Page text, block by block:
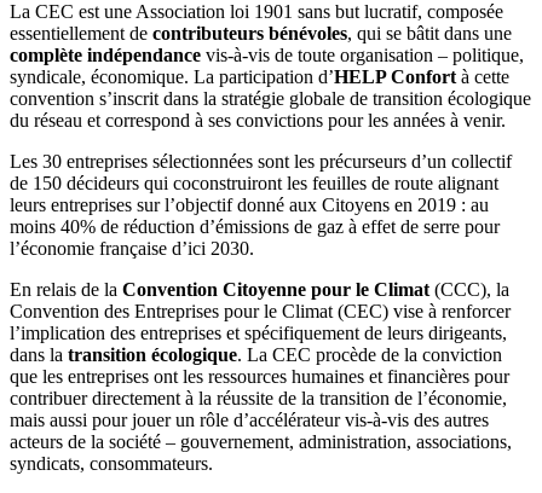
La CEC est une Association loi 1901 sans but lucratif, composée
essentiellement de contributeurs bénévoles, qui se bâtit dans une
complète indépendance vis-à-vis de toute organisation – politique,
syndicale, économique. La participation d’HELP Confortà cette
convention s’inscrit dans la stratégie globale de transition écologique
du réseau et correspond à ses convictions pour les années à venir.
Les 30 entreprises sélectionnées sont les précurseurs d’un collectif
de 150 décideurs qui coconstruiront les feuilles de route alignant
leurs entreprises sur l’objectif donné aux Citoyens en 2019 : au
moins 40% de réduction d’émissions de gaz à effet de serre pour
l’économie française d’ici 2030.
En relais de la Convention Citoyenne pour le Climat(CCC), la
Convention des Entreprises pour le Climat (CEC) vise à renforcer
l’implication des entreprises et spécifiquement de leurs dirigeants,
dans la transition écologique. La CEC procède de la conviction
que les entreprises ont les ressources humaines et financières pour
contribuer directement à la réussite de la transition de l’économie,
mais aussi pour jouer un rôle d’accélérateur vis-à-vis des autres
acteurs de la société – gouvernement, administration, associations,
syndicats, consommateurs.